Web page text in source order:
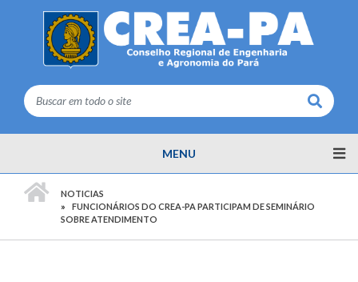
Buscar
MENU
NOTICIAS
FUNCIONÁRIOS DO CREA-PA PARTICIPAM DE SEMINÁRIO
SOBRE ATENDIMENTO